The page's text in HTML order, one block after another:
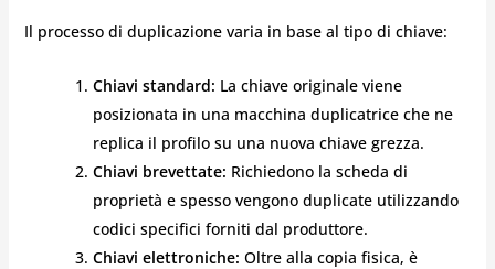
Il processo di duplicazione varia in base al tipo di chiave:
Chiavi standard: La chiave originale viene
posizionata in una macchina duplicatrice che ne
replica il profilo su una nuova chiave grezza.
Chiavi brevettate: Richiedono la scheda di
proprietà e spesso vengono duplicate utilizzando
codici specifici forniti dal produttore.
Chiavi elettroniche: Oltre alla copia fisica, è